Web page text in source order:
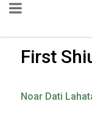
First
Noar Dati